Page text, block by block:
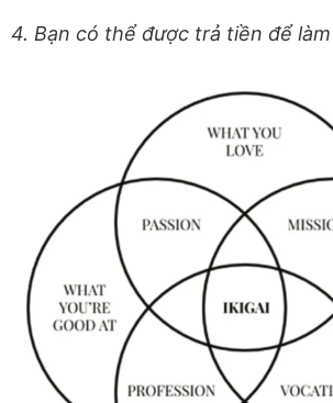
4. Bạn có thể được trả tiền để